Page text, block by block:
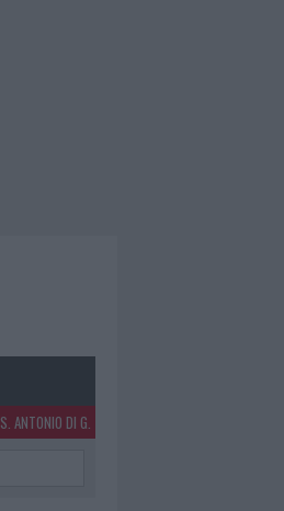
S. ANTONIO DI G.